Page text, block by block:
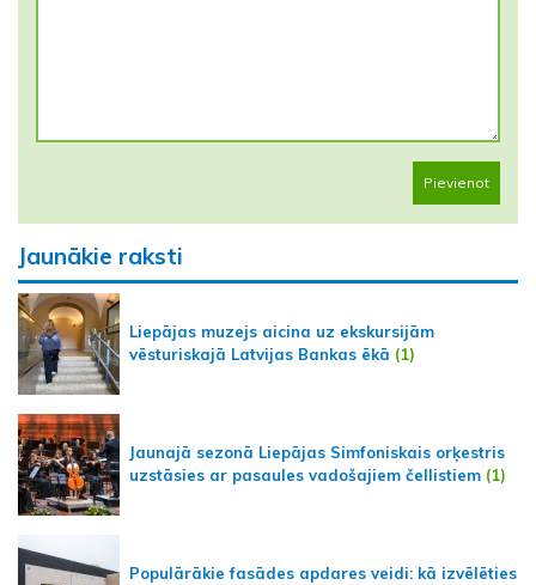
Pievienot
Jaunākie raksti
Liepājas muzejs aicina uz ekskursijām
vēsturiskajā Latvijas Bankas ēkā (1)
Jaunajā sezonā Liepājas Simfoniskais orķestris
uzstāsies ar pasaules vadošajiem čellistiem (1)
Populārākie fasādes apdares veidi: kā izvēlēties